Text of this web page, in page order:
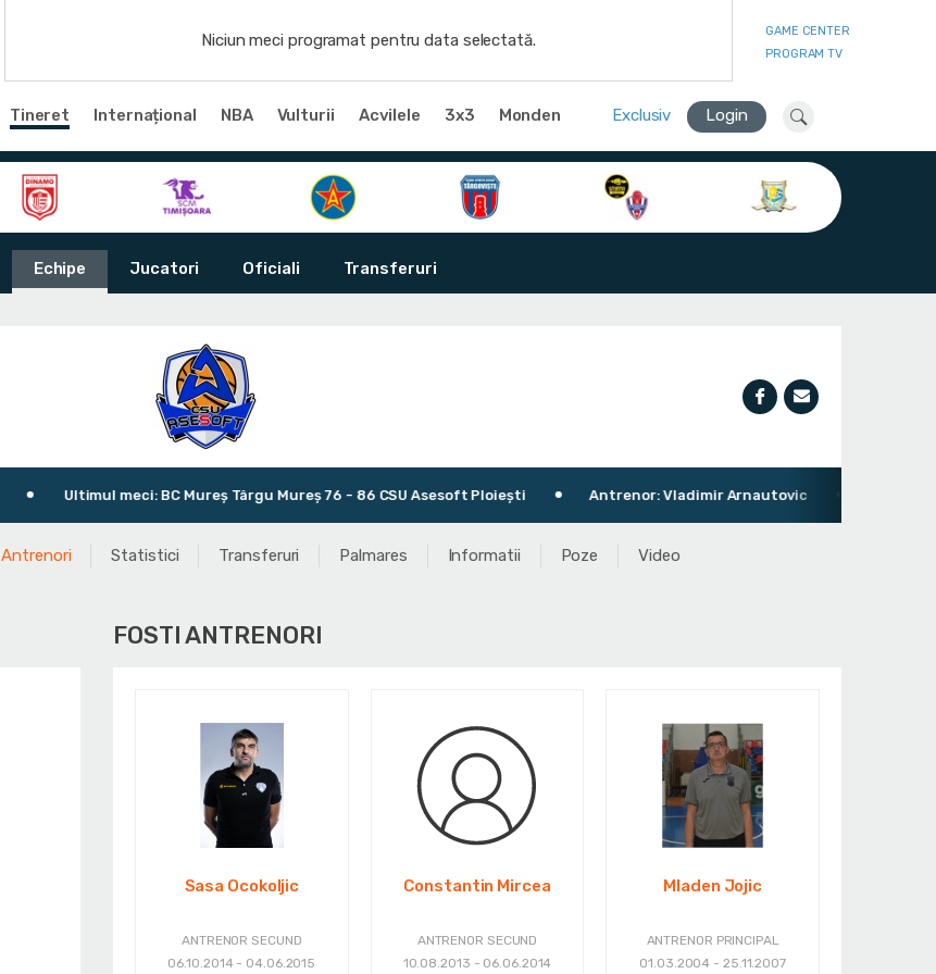
Niciun meci programat pentru data selectată.
GAME CENTER
PROGRAM TV
Tineret Internațional NBA Vulturii Acvilele 3x3 Monden Exclusiv Login
Echipe Jucatori Oficiali Transferuri
Ultimul meci: BC Mureș Târgu Mureș 76 - 86 CSU Asesoft Ploiești Antrenor: Vladimir Arnautovic
Antrenori Statistici Transferuri Palmares Informatii Poze Video
FOSTI ANTRENORI
Sasa Ocokoljic
ANTRENOR SECUND
06.10.2014 - 04.06.2015
Constantin Mircea
ANTRENOR SECUND
10.08.2013 - 06.06.2014
Mladen Jojic
ANTRENOR PRINCIPAL
01.03.2004 - 25.11.2007